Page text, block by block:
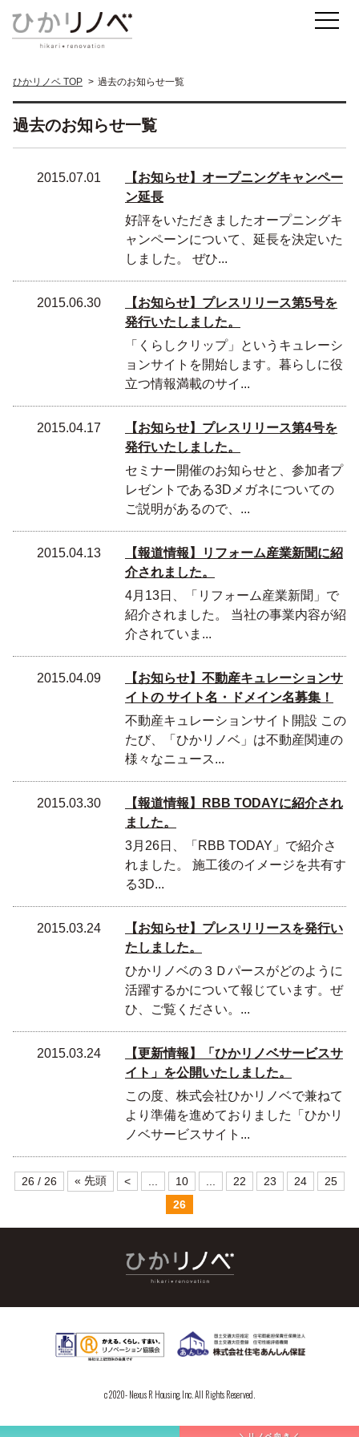
ひかリノベ TOP 過去のお知らせ一覧
過去のお知らせ一覧
2015.07.01
【お知らせ】オープニングキャンペー
ン延長
好評をいただきましたオープニングキ
ャンペーンについて、延長を決定いた
しました。 ぜひ...
2015.06.30
【お知らせ】プレスリリース第5号を
発行いたしました。
「くらしクリップ」というキュレーシ
ョンサイトを開始します。暮らしに役
立つ情報満載のサイ...
2015.04.17
【お知らせ】プレスリリース第4号を
発行いたしました。
セミナー開催のお知らせと、参加者プ
レゼントである3Dメガネについての
ご説明があるので、...
2015.04.13
【報道情報】リフォーム産業新聞に紹
介されました。
4月13日、「リフォーム産業新聞」で
紹介されました。 当社の事業内容が紹
介されていま...
2015.04.09
【お知らせ】不動産キュレーションサ
イトの サイト名・ドメイン名募集！
不動産キュレーションサイト開設 この
たび、「ひかリノベ」は不動産関連の
様々なニュース...
2015.03.30
【報道情報】RBB TODAYに紹介され
ました。
3月26日、「RBB TODAY」で紹介さ
れました。 施工後のイメージを共有す
る3D...
2015.03.24
【お知らせ】プレスリリースを発行い
たしました。
ひかリノベの３Ｄパースがどのように
活躍するかについて報じています。ぜ
ひ、ご覧ください。...
2015.03.24
【更新情報】「ひかリノベサービスサ
イト」を公開いたしました。
この度、株式会社ひかリノベで兼ねて
より準備を進めておりました「ひかリ
ノベサービスサイト...
26 / 26 « 先頭 < 10 22 23 24
25
26
c 2020- Nexus R Housing, Inc. All Rights Reserved.